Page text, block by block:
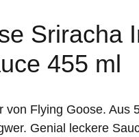
Sriracha
455 ml
von Flying Goose. Aus
Genial leckere